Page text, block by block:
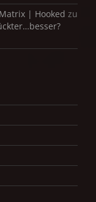
| Hooked zu